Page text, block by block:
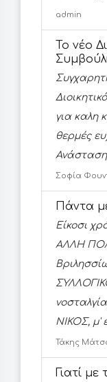
admin
Το νέο
για καλη
θερμές
Σοφία
Πάντα
Είκοσι
ΑΛΛΗ
ΝΙΚΟΣ, μ'
Τάκης
Γιατί με